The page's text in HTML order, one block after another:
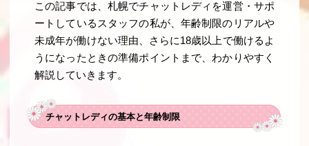
この記事では、札幌でチャットレディを運営・サポ
ートしているスタッフの私が、 年齢制限のリアルや
未成年が働けない理由、さらに18歳以上で働けるよ
うになったときの準備ポイント まで、わかりやすく
解説していきます。
チャットレディの基本と年齢制限